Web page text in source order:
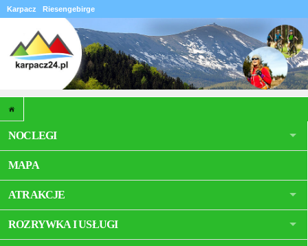
Karpacz Riesengebirge
NOCLEGI
MAPA
ATRAKCJE
ROZRYWKA I USŁUGI